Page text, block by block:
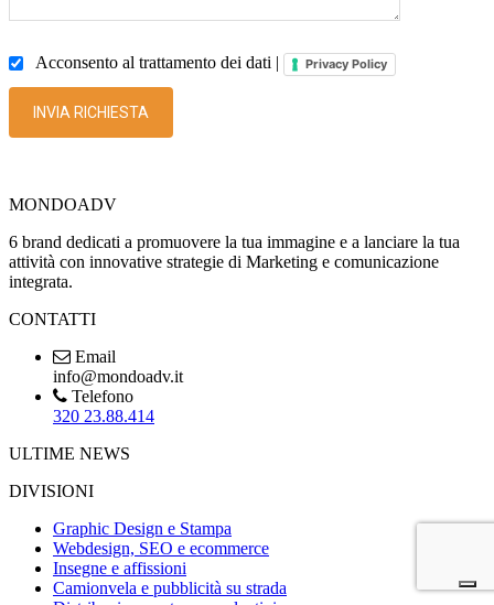
Acconsento al trattamento dei dati | Privacy Policy
MONDOADV
6 brand dedicati a promuovere la tua immagine e a lanciare la tua
attività con innovative strategie di Marketing e comunicazione
integrata.
CONTATTI
Email
info@mondoadv.it
Telefono
320 23.88.414
ULTIME NEWS
DIVISIONI
Graphic Design e Stampa
Webdesign, SEO e ecommerce
Insegne e affissioni
Camionvela e pubblicità su strada